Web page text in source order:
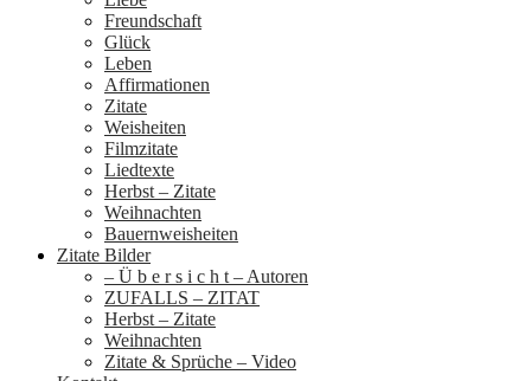
Freundschaft
Glück
Leben
Affirmationen
Zitate
Weisheiten
Filmzitate
Liedtexte
Herbst – Zitate
Weihnachten
Bauernweisheiten
Zitate Bilder
– Ü b e r s i c h t – Autoren
ZUFALLS – ZITAT
Herbst – Zitate
Weihnachten
Zitate & Sprüche – Video